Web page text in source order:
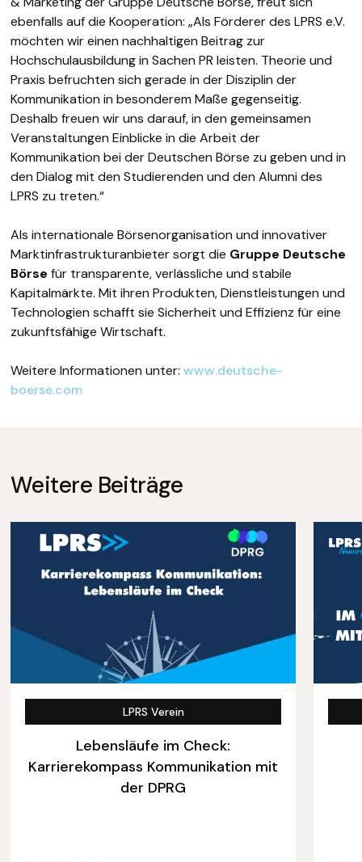
ebenfalls auf die Kooperation: „Als Förderer des LPRS e.V.
möchten wir einen nachhaltigen Beitrag zur
Hochschulausbildung in Sachen PR leisten. Theorie und
Praxis befruchten sich gerade in der Disziplin der
Kommunikation in besonderem Maße gegenseitig.
Deshalb freuen wir uns darauf, in den gemeinsamen
Veranstaltungen Einblicke in die Arbeit der
Kommunikation bei der Deutschen Börse zu geben und in
den Dialog mit den Studierenden und den Alumni des
LPRS zu treten.“
Als internationale Börsenorganisation und innovativer
Marktinfrastrukturanbieter sorgt die Gruppe Deutsche
Börse für transparente, verlässliche und stabile
Kapitalmärkte. Mit ihren Produkten, Dienstleistungen und
Technologien schafft sie Sicherheit und Effizienz für eine
zukunftsfähige Wirtschaft.
Weitere Informationen unter: www.deutsche-
boerse.com
Weitere Beiträge
LPRS Verein
Lebensläufe im Check:
Karrierekompass Kommunikation mit
der DPRG